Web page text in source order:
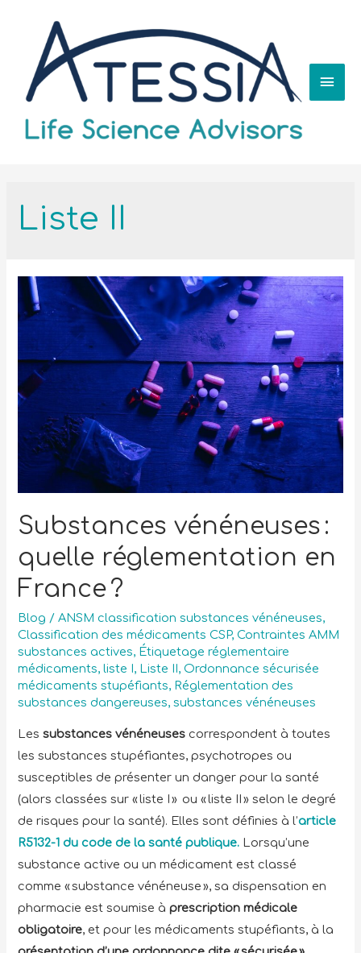
Liste II
Substances vénéneuses :
quelle réglementation en
France ?
Blog /ANSM classification substances vénéneuses,
Classification des médicaments CSP,Contraintes AMM
substances actives, Étiquetage réglementaire
médicaments,liste I, Liste II,Ordonnance sécurisée
médicaments stupéfiants, Réglementation des
substances dangereuses,substances vénéneuses
Lessubstances vénéneuses correspondent à toutes
les substances stupéfiantes, psychotropes ou
susceptibles de présenter un danger pour la santé
(alors classées sur « liste I » ou « liste II » selon le degré
de risques pour la santé). Elles sont définies à l’article
R5132-1 du code de la santé publique. Lorsqu’une
substance active ou un médicament est classé
comme « substance vénéneuse », sa dispensation en
pharmacie est soumise àprescription médicale
obligatoire, et pour les médicaments stupéfiants, à la